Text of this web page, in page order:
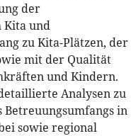
der
Kita und
zu Kita-Plätzen, der
mit der Qualität
und Kindern.
Analysen zu
in
sowie regional